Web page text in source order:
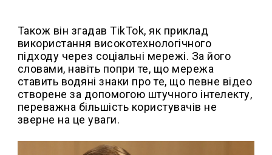
Також він згадав TikTok, як приклад
використання високотехнологічного
підходу через соціальні мережі. За його
словами, навіть попри те, що мережа
ставить водяні знаки про те, що певне відео
створене за допомогою штучного інтелекту,
переважна більшість користувачів не
зверне на це уваги.